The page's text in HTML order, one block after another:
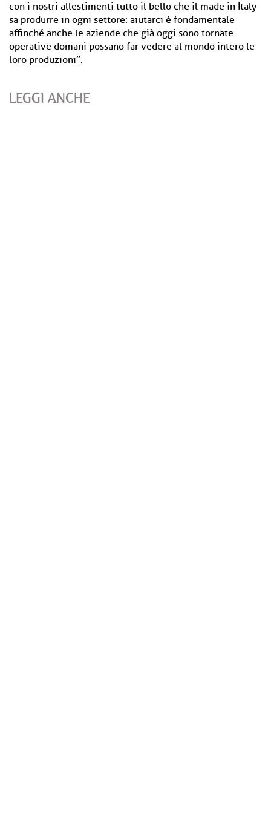
con i nostri allestimenti tutto il bello che il made in Italy
sa produrre in ogni settore: aiutarci è fondamentale
affinché anche le aziende che già oggi sono tornate
operative domani possano far vedere al mondo intero le
loro produzioni”.
LEGGI ANCHE